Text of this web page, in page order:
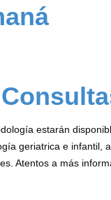
estarán
geriatrica e infantil,
Atentos a más